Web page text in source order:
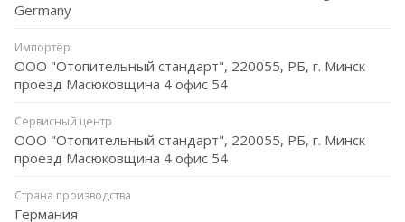
Germany
Импортёр
ООО "Отопительный стандарт", 220055, РБ, г. Минск
проезд Масюковщина 4 офис 54
Сервисный центр
ООО "Отопительный стандарт", 220055, РБ, г. Минск
проезд Масюковщина 4 офис 54
Страна производства
Германия